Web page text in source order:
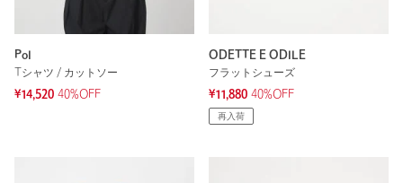
PoI
Tシャツ / カットソー
¥14,520 40%OFF
ODETTE E ODILE
フラットシューズ
¥11,880 40%OFF
再入荷